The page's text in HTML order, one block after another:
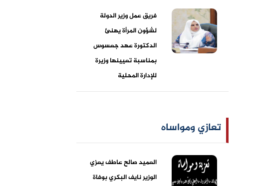
فريق عمل وزير الدولة
لشؤون المرأة يهنئ
الدكتورة عهد جعسوس
بمناسبة تعيينها وزيرة
للإدارة المحلية
تعازي ومواساه
العميد صالح عاطف يعزي
الوزير نايف البكري بوفاة